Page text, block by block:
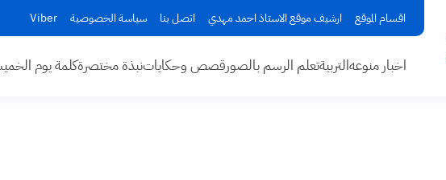
اقسام الموقع ارشيف موقع الاستاذ احمد مهدي اتصل بنا سياسة الخصوصية Viber
اخبار منوعهالتربيةتعلم الرسم بالصورقصص وحكاياتنبذة مختصرةكلمة يوم